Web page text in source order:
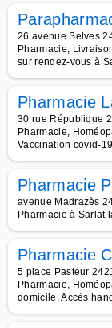
26 avenue Selves
Pharmacie,
sur rendez-vous à
Pharmacie
30 rue République
Pharmacie,
Vaccination covid-
Pharmacie
avenue Madrazès
Pharmacie à Sarlat
Pharmacie
5 place Pasteur
Pharmacie,
domicile, Accès